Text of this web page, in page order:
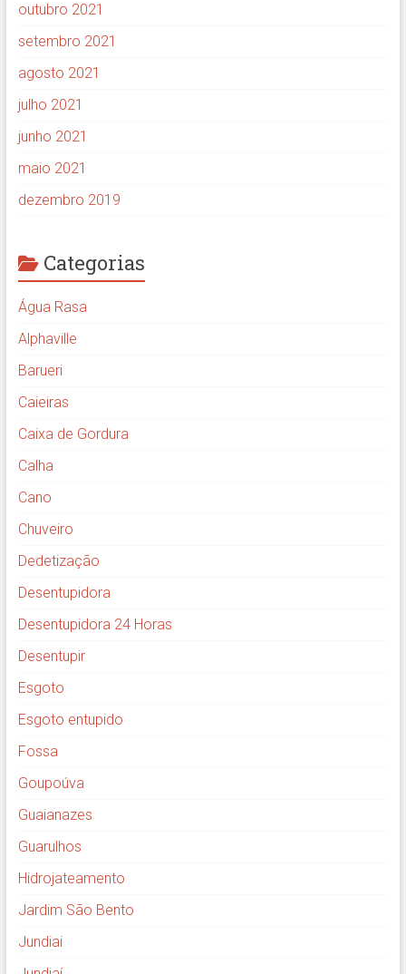
outubro 2021
setembro 2021
agosto 2021
julho 2021
junho 2021
maio 2021
dezembro 2019
Categorias
Água Rasa
Alphaville
Barueri
Caieiras
Caixa de Gordura
Calha
Cano
Chuveiro
Dedetização
Desentupidora
Desentupidora 24 Horas
Desentupir
Esgoto
Esgoto entupido
Fossa
Goupoúva
Guaianazes
Guarulhos
Hidrojateamento
Jardim São Bento
Jundiai